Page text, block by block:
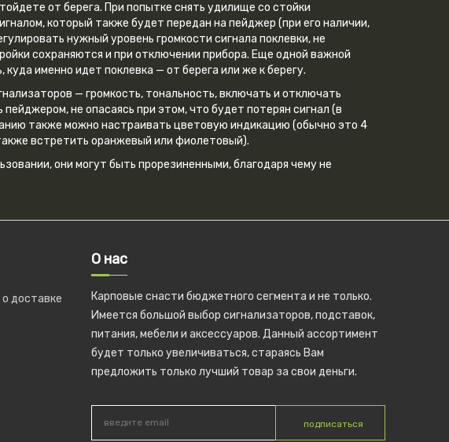
от берега. При попытке снять удилище со стойки
который также будет передан на пейджер (при его наличии,
нужный уровень громкости сигнала поклевки, не
сохраняются и при отключении прибора. Еще одной важной
именно идет поклевка — от берега или же к берегу.
— громкость, тональность, включать и отключать
не опасаясь при этом, что будет потерян сигнал (в
также можно настраивать цветовую индикацию (обычно это 4
встретить оранжевый или фиолетовый).
они могут быть прорезиненными, благодаря чему не
доставке
О нас
Карповые снасти бюджетного сегмента и не только.
Имеется большой выбор сигнализаторов, подставок,
питания, мебели и аксессуаров. Данный ассортимент
будет только увеличиваться, стараясь Вам
предложить только лучший товар за свои деньги.
подписаться